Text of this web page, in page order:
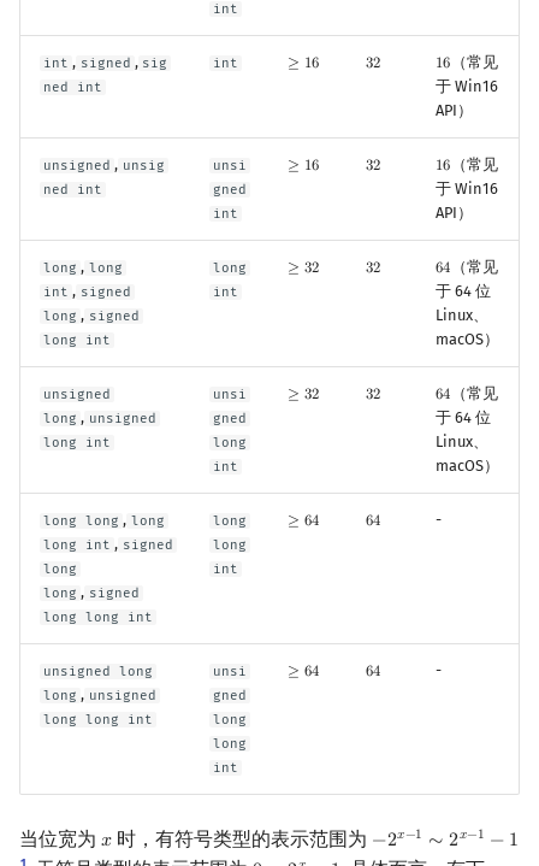
int
int , signed , sig
ned int
int ≥ 16
≥16 32
32 16
16 （常见
于 Win16
API）
unsigned , unsig
ned int
unsi
gned
int
≥ 16
≥16 32
32 16
16 （常见
于 Win16
API）
long , long
int , signed
long , signed
long int
long
int
≥ 32
≥32 32
32 64
64 （常见
于 64 位
Linux、
macOS）
unsigned
long , unsigned
long int
unsi
gned
long
int
≥ 32
≥32 32
32 64
64 （常见
于 64 位
Linux、
macOS）
long long , long
long int , signed
long
long , signed
long long int
long
long
int
≥ 64
≥64 64
64 -
unsigned long
long , unsigned
long long int
unsi
gned
long
long
int
≥ 64
≥64 64
64 -
当位宽为 𝑥
x 时，有符号类型的表示范围为 −2𝑥−1 ∼ 2𝑥−1 − 1
−2x−1∼2x−1−1